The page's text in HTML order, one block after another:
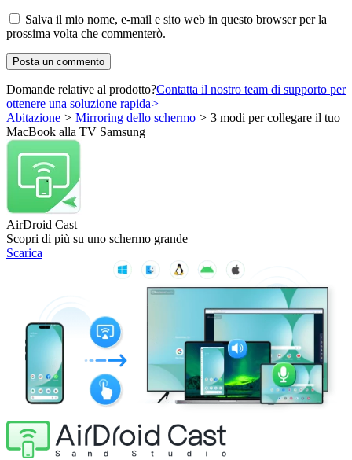
Salva il mio nome, e-mail e sito web in questo browser per la
prossima volta che commenterò.
Domande relative al prodotto?Contatta il nostro team di supporto per
ottenere una soluzione rapida>
Abitazione > Mirroring dello schermo > 3 modi per collegare il tuo
MacBook alla TV Samsung
AirDroid Cast
Scopri di più su uno schermo grande
Scarica